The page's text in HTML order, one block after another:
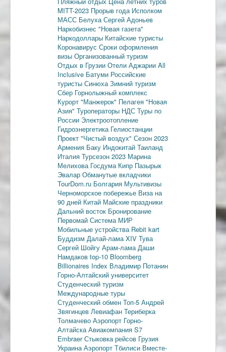
MITT-2023 Прорыв года Исполком
МАСС Белуха Сергей Адоньев
Наркобизнес "Новая газета"
Наркодоллары Китайские туристы
Коронавирус Сроки оформления
визы Организованный туризм
Отдых в Грузии Отели Аджарии All
Inclusive Батуми Российские
туристы Синюха Зимний туризм
Сбер Горнолыжный комплекс
Курорт "Манжерок" Пелагея "Новая
Азия" Туроператоры НДС Туры по
России Электроотопление
Гидроэнергетика Гелиостанции
Проект "Чистый воздух" Сезон 2023
Армения Баку Индокитай Таиланд
Италия Турсезон 2023 Марина
Мелихова Госдума Кипр Пазырык
Эвалар Обманутые вкладчики
TourDom.ru Болгария Мультивизы
Черноморское побережье Виза на
90 дней Китай Майские праздники
Дальний восток Бронирование
Первомай Система МИР
Мобильные устройства Rebit kart
Буддизм Далай-лама XIV Тува
Сергей Шойгу Арам-лама Даши
Намдаков top-10 Bloomberg
Billionaires Index Владимир Потанин
Горно-Алтайский университет
Студенческий туризм
Международные туры
Студенческий обмен Топ-5 Андрей
Звягинцев Левиафан Териберка
Толмачево Аэропорт Горно-
Алтайска Авиакомпания S7
EmbraerСтыковка рейсов Грузия
Украина Аэропорт Тбилиси Вместе-